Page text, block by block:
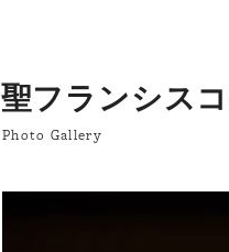
聖フランシス
Photo Gallery